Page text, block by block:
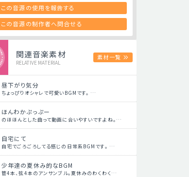
この音源の使用を報告する
この音源の制作者へ問合せる
関連音楽素材
RELATIVE MATERIAL
素材一覧
昼下がり気分
ちょっぴりオシャレで可愛いBGMです。 …
ほんわかぷっぷー
のほほんとした曲って動画に合いやすいですよね。…
自宅にて
自宅でごろごろしてる感じの日常系BGMです。 …
少年達の夏休み的なBGM
管4本、弦4本のアンサンブル。夏休みのわくわく…